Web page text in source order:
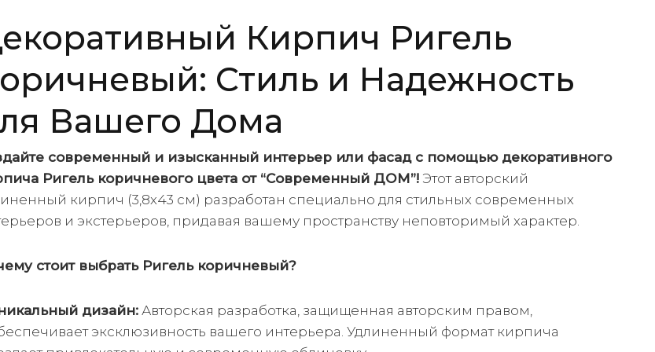
Кирпич Ригель
Стиль и Надежность
Вашего Дома
современный и изысканный интерьер или фасад с помощью декоративного
Ригель коричневого цвета от “Современный ДОМ”! Этот авторский
кирпич (3,8х43 см) разработан специально для стильных современных
и экстерьеров, придавая вашему пространству неповторимый характер.
стоит выбрать Ригель коричневый?
дизайн:Авторская разработка, защищенная авторским правом,
эксклюзивность вашего интерьера. Удлиненный формат кирпича